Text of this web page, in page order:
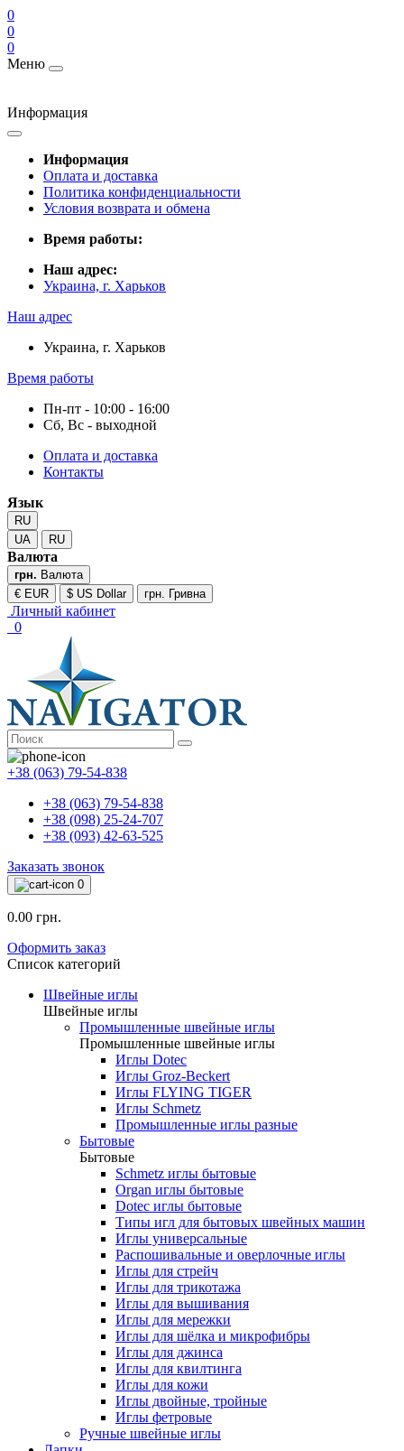
0
0
0
Меню
Информация
Информация
Оплата и доставка
Политика конфиденциальности
Условия возврата и обмена
Время работы:
Наш адрес:
Украина, г. Харьков
Наш адрес
Украина, г. Харьков
Время работы
Пн-пт - 10:00 - 16:00
Сб, Вс - выходной
Оплата и доставка
Контакты
Язык
RU
UA
RU
Валюта
грн. Валюта
€ EUR
$ US Dollar грн. Гривна
Личный кабинет
0
+38 (063) 79-54-838
+38 (063) 79-54-838
+38 (098) 25-24-707
+38 (093) 42-63-525
Заказать звонок
0
0.00 грн.
Оформить заказ
Список категорий
Швейные иглы
Швейные иглы
Промышленные швейные иглы
Промышленные швейные иглы
Иглы Dotec
Иглы Groz-Beckert
Иглы FLYING TIGER
Иглы Schmetz
Промышленные иглы разные
Бытовые
Бытовые
Schmetz иглы бытовые
Organ иглы бытовые
Dotec иглы бытовые
Типы игл для бытовых швейных машин
Иглы универсальные
Распошивальные и оверлочные иглы
Иглы для стрейч
Иглы для трикотажа
Иглы для вышивания
Иглы для мережки
Иглы для шёлка и микрофибры
Иглы для джинса
Иглы для квилтинга
Иглы для кожи
Иглы двойные, тройные
Иглы фетровые
Ручные швейные иглы